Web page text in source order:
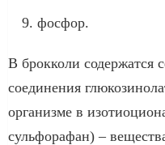
фосфор.
В брокколи содержатся
соединения
организме в
сульфорафан) –